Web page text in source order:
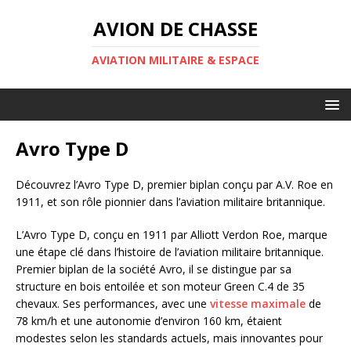
AVION DE CHASSE
AVIATION MILITAIRE & ESPACE
Avro Type D
Découvrez l’Avro Type D, premier biplan conçu par A.V. Roe en
1911, et son rôle pionnier dans l’aviation militaire britannique.
L’Avro Type D, conçu en 1911 par Alliott Verdon Roe, marque
une étape clé dans l’histoire de l’aviation militaire britannique.
Premier biplan de la société Avro, il se distingue par sa
structure en bois entoilée et son moteur Green C.4 de 35
chevaux. Ses performances, avec une vitesse maximale de
78 km/h et une autonomie d’environ 160 km, étaient
modestes selon les standards actuels, mais innovantes pour